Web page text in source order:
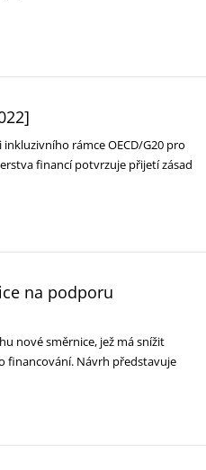
rámce OECD/G20 pro
financí potvrzuje přijetí zásad
na podporu
nové směrnice, jež má snížit
financování. Návrh představuje